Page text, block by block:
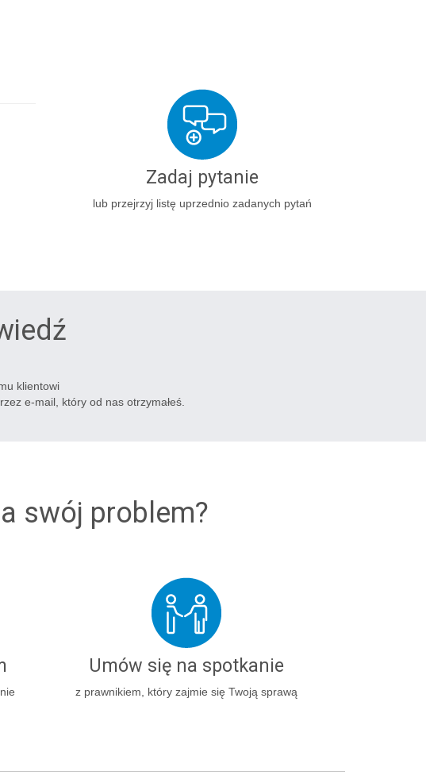
Zadaj pytanie
lub przejrzyj listę uprzednio zadanych pytań
klientowi
e-mail, który od nas otrzymałeś.
swój problem?
Umów się na spotkanie
z prawnikiem, który zajmie się Twoją sprawą